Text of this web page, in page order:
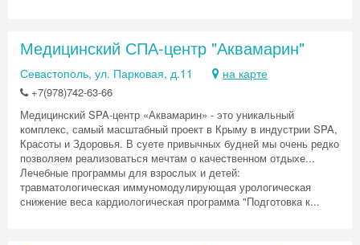
Медицинский СПА-центр "Аквамарин"
Севастополь, ул. Парковая, д.11 на карте
+7(978)742-63-66
Медицинский SPA-центр «Аквамарин» - это уникальный
комплекс, самый масштабный проект в Крыму в индустрии SPA,
Красоты и Здоровья. В суете привычных будней мы очень редко
позволяем реализоваться мечтам о качественном отдыхе...
Лечебные программы для взрослых и детей:
травматологическая иммуномодулирующая урологическая
снижение веса кардиологическая программа "Подготовка к...